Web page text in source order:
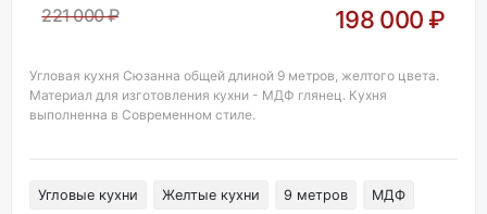
221 000 ₽ 198 000 ₽
Угловая кухня Сюзанна общей длиной 9 метров, желтого цвета.
Материал для изготовления кухни - МДФ глянец. Кухня
выполненна в Современном стиле.
Угловые кухни Желтые кухни 9 метров МДФ